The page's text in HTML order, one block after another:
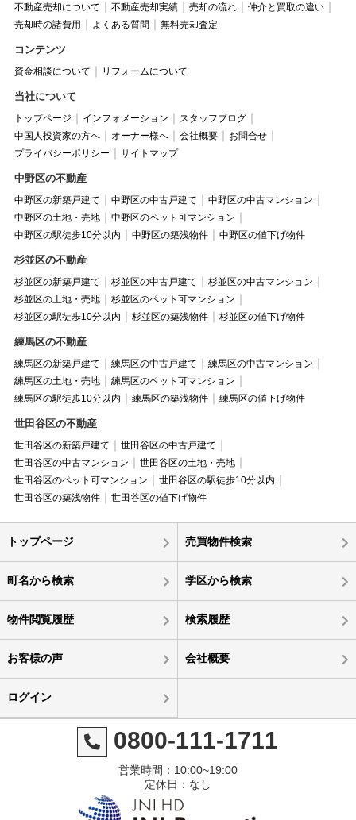
不動産売却について 不動産売却実績 売却の流れ
仲介と買取の違い
売却時の諸費用
よくある質問 無料売却査定
コンテンツ
資金相談について リフォームについて
当社について
トップページ インフォメーション
スタッフブログ
中国人投資家の方へ
オーナー様へ 会社概要
お問合せ
プライバシーポリシー
サイトマップ
中野区の不動産
中野区の新築戸建て 中野区の中古戸建て
中野区の中古マンション
中野区の土地・売地
中野区のペット可マンション
中野区の駅徒歩10分以内
中野区の築浅物件 中野区の値下げ物件
杉並区の不動産
杉並区の新築戸建て 杉並区の中古戸建て
杉並区の中古マンション
杉並区の土地・売地
杉並区のペット可マンション
杉並区の駅徒歩10分以内
杉並区の築浅物件 杉並区の値下げ物件
練馬区の不動産
練馬区の新築戸建て 練馬区の中古戸建て
練馬区の中古マンション
練馬区の土地・売地
練馬区のペット可マンション
練馬区の駅徒歩10分以内
練馬区の築浅物件 練馬区の値下げ物件
世田谷区の不動産
世田谷区の新築戸建て
世田谷区の中古戸建て
世田谷区の中古マンション
世田谷区の土地・売地
世田谷区のペット可マンション
世田谷区の駅徒歩10分以内
世田谷区の築浅物件
世田谷区の値下げ物件
トップページ 売買物件検索
町名から検索 学区から検索
物件閲覧履歴 検索履歴
お客様の声 会社概要
ログイン
0800-111-1711
営業時間：10:00~19:00
定休日：なし